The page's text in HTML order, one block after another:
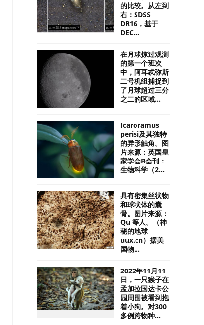
的比较。从左到
右：SDSS
DR16，基于
DEC...
在月球掠过观测
的第一个班次
中，阿耳忒弥斯
二号机组捕捉到
了月球超过三分
之二的区域...
Icaroramus
perisi及其独特
的异形触角。图
片来源：英国皇
家学会B会刊：
生物科学（2...
具有密集丝状物
和球状体的囊
骨。图片来源：
Qu 等人。（神
秘的地球
uux.cn）据美
国物...
2022年11月11
日，一只猴子在
孟加拉国达卡公
园周围被看到抱
着小狗。对300
多例跨物种...